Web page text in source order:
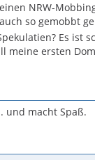
NRW-
so gemobbt
Es ist
meine ersten
und macht Spaß.